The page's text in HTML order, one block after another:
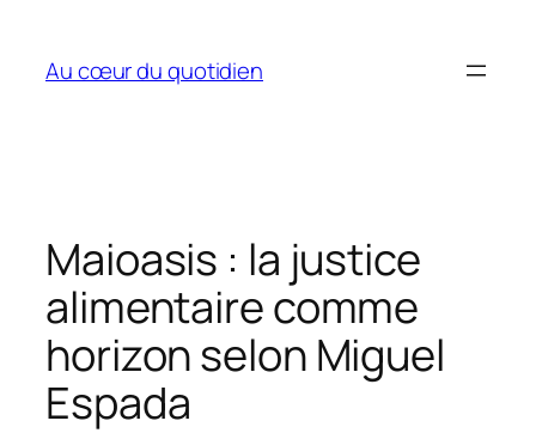
contenu
Au cœur du quotidien
Maioasis : la justice
alimentaire comme
horizon selon Miguel
Espada